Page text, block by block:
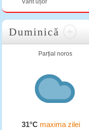
Vânt ușor
Duminică +
Parțial noros
31°Cmaxima zilei